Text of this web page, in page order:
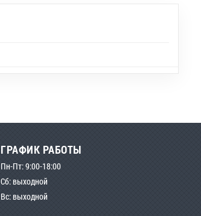
ГРАФИК РАБОТЫ
Пн-Пт: 9:00-18:00
Сб: выходной
Вс: выходной